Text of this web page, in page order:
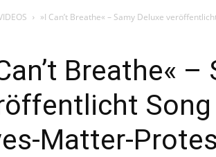
»I Can’t Breathe« – Samy Deluxe
Breathe« –
Song
Matter-